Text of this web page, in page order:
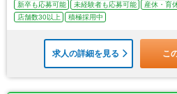
新卒も応募可能 未経験者も応募可能 産休・育
店舗数30以上
積極採用中
求人の詳細を見る こ